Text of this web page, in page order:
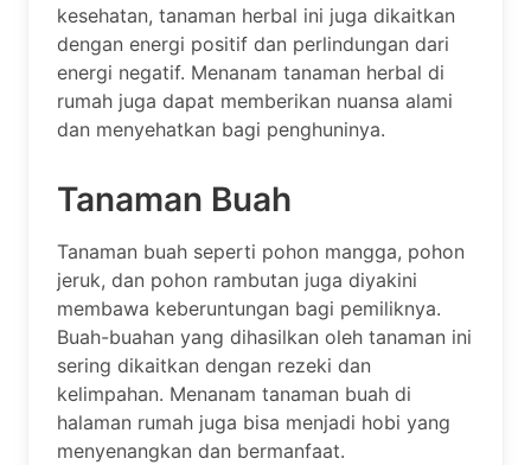
kesehatan, tanaman herbal ini juga dikaitkan
dengan energi positif dan perlindungan dari
energi negatif. Menanam tanaman herbal di
rumah juga dapat memberikan nuansa alami
dan menyehatkan bagi penghuninya.
Tanaman Buah
Tanaman buah seperti pohon mangga, pohon
jeruk, dan pohon rambutan juga diyakini
membawa keberuntungan bagi pemiliknya.
Buah-buahan yang dihasilkan oleh tanaman ini
sering dikaitkan dengan rezeki dan
kelimpahan. Menanam tanaman buah di
halaman rumah juga bisa menjadi hobi yang
menyenangkan dan bermanfaat.